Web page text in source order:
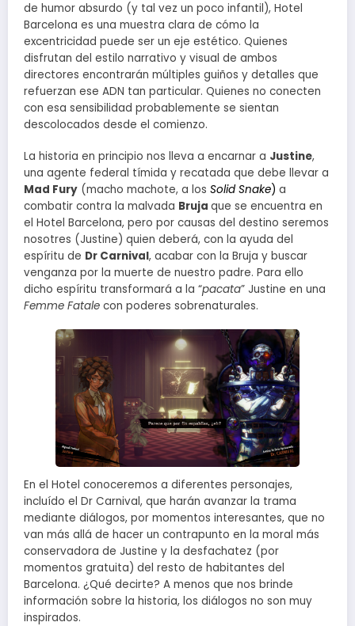
de humor absurdo (y tal vez un poco infantil), Hotel
Barcelona es una muestra clara de cómo la
excentricidad puede ser un eje estético. Quienes
disfrutan del estilo narrativo y visual de ambos
directores encontrarán múltiples guiños y detalles que
refuerzan ese ADN tan particular. Quienes no conecten
con esa sensibilidad probablemente se sientan
descolocados desde el comienzo.
La historia en principio nos lleva a encarnar a Justine,
una agente federal tímida y recatada que debe llevar a
Mad Fury (macho machote, a los Solid Snake) a
combatir contra la malvada Bruja que se encuentra en
el Hotel Barcelona, pero por causas del destino seremos
nosotres (Justine) quien deberá, con la ayuda del
espíritu de Dr Carnival, acabar con la Bruja y buscar
venganza por la muerte de nuestro padre. Para ello
dicho espíritu transformará a la “pacata” Justine en una
Femme Fatale con poderes sobrenaturales.
En el Hotel conoceremos a diferentes personajes,
incluído el Dr Carnival, que harán avanzar la trama
mediante diálogos, por momentos interesantes, que no
van más allá de hacer un contrapunto en la moral más
conservadora de Justine y la desfachatez (por
momentos gratuita) del resto de habitantes del
Barcelona. ¿Qué decirte? A menos que nos brinde
información sobre la historia, los diálogos no son muy
inspirados.